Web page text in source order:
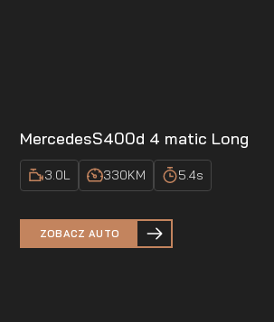
MercedesS400d 4 matic Long
3.0L 330KM 5.4s
ZOBACZ AUTO